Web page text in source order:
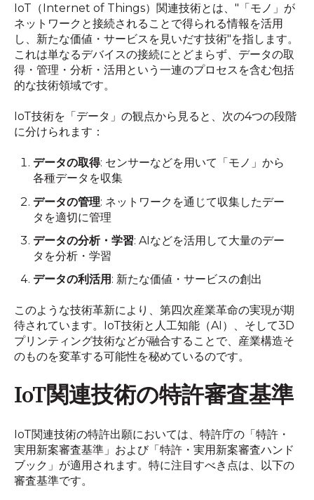
IoT（Internet of Things）関連技術とは、"「モノ」が
ネットワークと接続されることで得られる情報を活用
し、新たな価値・サービスを見いだす技術"を指します。
これは単なるデバイスの接続にとどまらず、データの取
得・管理・分析・活用という一連のプロセスを含む包括
的な技術領域です。
IoT技術を「データ」の観点から見ると、次の4つの段階
に分けられます：
データの取得: センサーなどを用いて「モノ」から
各種データを収集
データの管理: ネットワークを通じて収集したデー
タを適切に管理
データの分析・学習: AIなどを活用して大量のデー
タを分析・学習
データの利活用 : 新たな価値・サービスの創出
このような技術革新により、第四次産業革命の実現が期
待されています。IoT技術と人工知能（AI）、そして3D
プリンティング技術などが融合することで、産業構造そ
のものを変革する可能性を秘めているのです。
IoT関連技術の特許審査基準
IoT関連技術の特許出願においては、特許庁の「特許・
実用新案審査基準」および「特許・実用新案審査ハンド
ブック」が適用されます。特に注目すべき点は、以下の
審査基準です。